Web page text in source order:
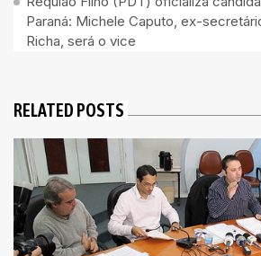
Paraná: Michele Caputo, ex-
Richa, será o vice
RELATED POSTS